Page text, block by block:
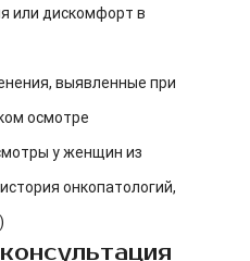
или дискомфорт в
выявленные при
осмотре
у женщин из
онкопатологий,